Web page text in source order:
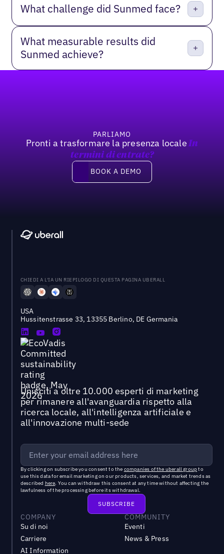
What challenge did Sunmed face?
What measurable results did
Sunmed achieve?
PARLIAMO
Pronti a trasformare la presenza locale In
termini di entrate?
Book a demo
BOOK A DEMO
CHIEDI A L'IA UN RIEPILOGO DI QUESTA PAGINA UBERALL
USA
Hussitenstrasse 33, 13355 Berlino, DE Germania
Unisciti a oltre 10.000 esperti di marketing
per rimanere all'avanguardia rispetto alla
ricerca locale, all'intelligenza artificiale e
all'innovazione multi-sede
By clicking on subscribe you consent to the companies of the uberall groupto
use this data for email marketing on our products, services, and market trends as
described here. You can withdraw this consent at any time without affecting the
lawfulness of the processing before its withdrawal.
COMPANY
Su di noi
Carriere
AI Information
COMMUNITY
Eventi
News & Press